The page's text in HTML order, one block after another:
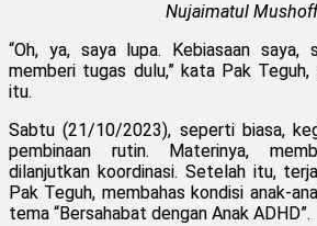
Nujaimatul
“Oh, ya, saya lupa. Kebiasaan saya,
memberi tugas dulu,” kata Pak Teguh,
itu.
Sabtu (21/10/2023), seperti biasa,
pembinaan rutin. Materinya,
dilanjutkan koordinasi. Setelah itu,
Pak Teguh, membahas kondisi anak-
tema “Bersahabat dengan Anak ADHD”.